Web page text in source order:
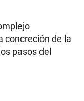
concreción de la
pasos del